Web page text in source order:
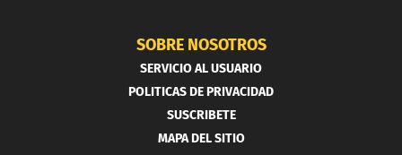
SOBRE NOSOTROS
SERVICIO AL USUARIO
POLITICAS DE PRIVACIDAD
SUSCRIBETE
MAPA DEL SITIO